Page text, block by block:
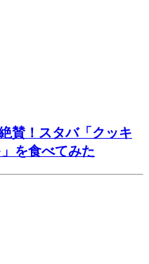
賛！スタバ「クッキ
を食べてみた